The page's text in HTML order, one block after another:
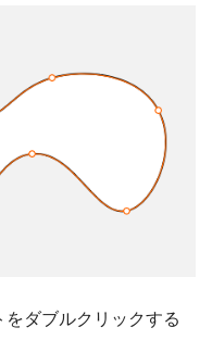
ダブルクリックする